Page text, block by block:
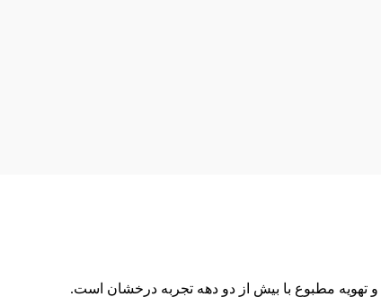
تهویه مطبوع با بیش از دو دهه تجربه درخشان است.